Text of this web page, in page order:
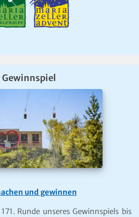
Gewinnspiel
und gewinnen
Runde unseres Gewinnspiels bis